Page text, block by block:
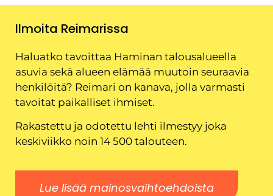
Ilmoita Reimarissa
Haluatko tavoittaa Haminan talousalueella
asuvia sekä alueen elämää muutoin seuraavia
henkilöitä? Reimari on kanava, jolla varmasti
tavoitat paikalliset ihmiset.
Rakastettu ja odotettu lehti ilmestyy joka
keskiviikko noin 14 500 talouteen.
Lue lisää mainosvaihtoehdoista